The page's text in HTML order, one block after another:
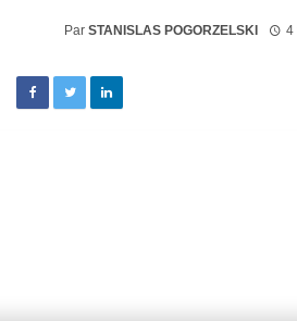
Par STANISLAS POGORZELSKI 4